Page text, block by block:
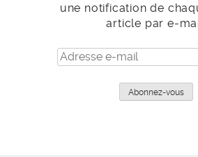
une notification de
article par e-
Adresse
e-
Abonnez-vous